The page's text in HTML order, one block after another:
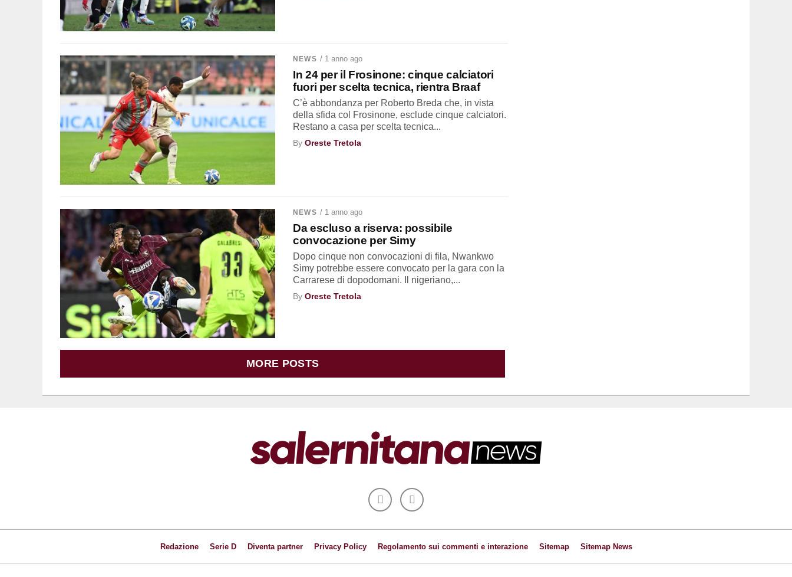
NEWS / 1 anno ago
In 24 per il Frosinone: cinque calciatori
fuori per scelta tecnica, rientra Braaf
C’è abbondanza per Roberto Breda che, in vista
della sfida col Frosinone, esclude cinque calciatori.
Restano a casa per scelta tecnica...
ByOreste Tretola
NEWS / 1 anno ago
Da escluso a riserva: possibile
convocazione per Simy
Dopo cinque non convocazioni di fila, Nwankwo
Simy potrebbe essere convocato per la gara con la
Carrarese di dopodomani. Il nigeriano,...
ByOreste Tretola
MORE POSTS
Redazione Serie D Diventa partner Privacy Policy Regolamento sui commenti e interazione Sitemap Sitemap News